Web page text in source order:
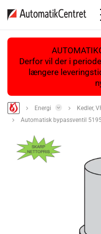
Derfor vil der i
længere
Energi
Kedler,
Automatisk bypassventil